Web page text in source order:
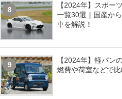
8
【2024年】スポー
一覧30選｜国産か
車を解説！
9
【2024年】軽バン
燃費や荷室などで比